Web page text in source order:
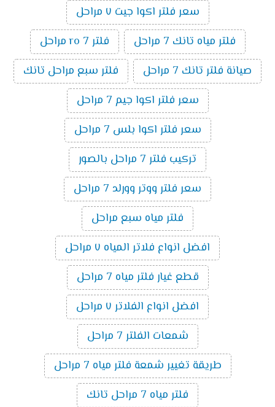
سعر فلتر اكوا جيت ٧ مراحل
فلتر مياه تانك 7 مراحل
فلتر ro 7 مراحل
صيانة فلتر تانك 7 مراحل
فلتر سبع مراحل تانك
سعر فلتر اكوا جيم 7 مراحل
سعر فلتر اكوا بلس 7 مراحل
تركيب فلتر 7 مراحل بالصور
سعر فلتر ووتر وورلد 7 مراحل
فلتر مياه سبع مراحل
افضل انواع فلاتر المياه ٧ مراحل
قطع غيار فلتر مياه 7 مراحل
افضل انواع الفلاتر ٧ مراحل
شمعات الفلتر 7 مراحل
طريقة تغيير شمعة فلتر مياه 7 مراحل
فلتر مياه 7 مراحل تانك